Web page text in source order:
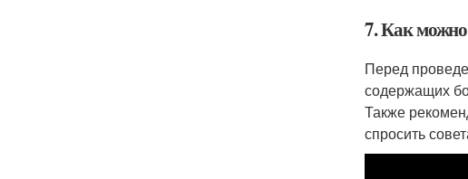
7. Как можно
Перед
содержащих
Также
спросить